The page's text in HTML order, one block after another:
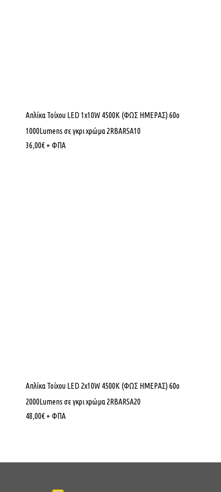
Απλίκα Τοίχου LED 1x10W 4500K (ΦΩΣ ΗΜΕΡΑΣ) 60ο
1000Lumens σε γκρι χρώμα 2RBARSA10
36,00€ + ΦΠΑ
Απλίκα Τοίχου LED 2x10W 4500K (ΦΩΣ ΗΜΕΡΑΣ) 60ο
2000Lumens σε γκρι χρώμα 2RBARSA20
48,00€ + ΦΠΑ